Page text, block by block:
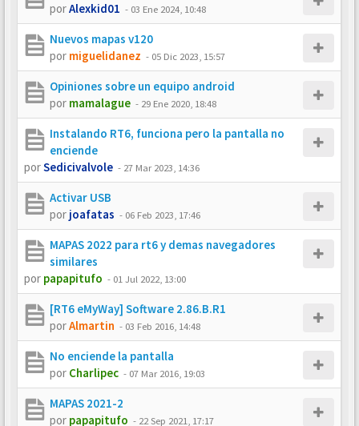
porAlexkid01 - 03 Ene 2024, 10:48
Nuevos mapas v120
por miguelidanez - 05 Dic 2023, 15:57
Opiniones sobre un equipo android
por mamalague - 29 Ene 2020, 18:48
Instalando RT6, funciona pero la pantalla no
enciende
porSedicivalvole - 27 Mar 2023, 14:36
Activar USB
por joafatas - 06 Feb 2023, 17:46
MAPAS 2022 para rt6 y demas navegadores
similares
por papapitufo - 01 Jul 2022, 13:00
[RT6 eMyWay] Software 2.86.B.R1
porAlmartin - 03 Feb 2016, 14:48
No enciende la pantalla
por Charlipec - 07 Mar 2016, 19:03
MAPAS 2021-2
por papapitufo - 22 Sep 2021, 17:17